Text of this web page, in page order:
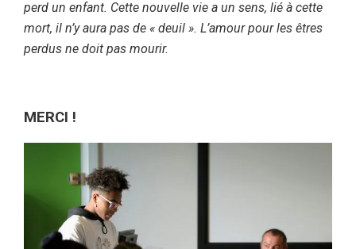
perd un enfant. Cette nouvelle vie a un sens, lié à cette
mort, il n’y aura pas de « deuil ». L’amour pour les êtres
perdus ne doit pas mourir.
MERCI !